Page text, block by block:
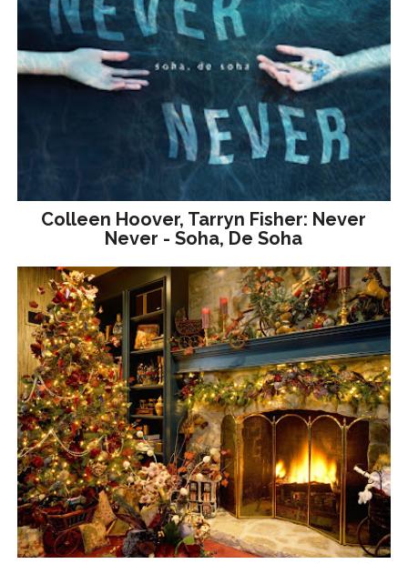
Colleen Hoover, Tarryn Fisher: Never
Never - Soha, De Soha